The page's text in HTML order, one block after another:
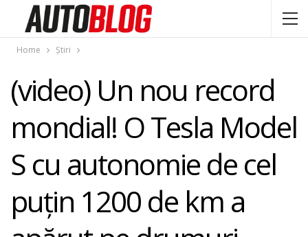
Home Știri
(video) Un nou record
mondial! O Tesla Model
S cu autonomie de cel
puţin 1200 de km a